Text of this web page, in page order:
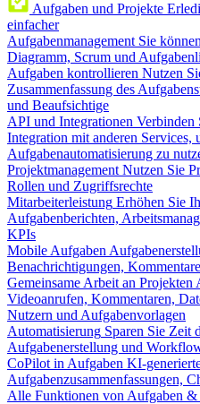
Aufgaben und Projekte
einfacher
Aufgabenmanagement Sie
Diagramm, Scrum und
Aufgaben kontrollieren Nutzen
Zusammenfassung des
und Beaufsichtige
API und Integrationen Verbinden
Integration mit anderen Services,
Aufgabenautomatisierung zu
Projektmanagement Nutzen Sie
Rollen und Zugriffsrechte
Mitarbeiterleistung Erhöhen Sie
Aufgabenberichten,
KPIs
Mobile Aufgaben
Benachrichtigungen,
Gemeinsame Arbeit an Projekten
Videoanrufen, Kommentaren,
Nutzern und Aufgabenvorlagen
Automatisierung Sparen Sie Zeit
Aufgabenerstellung und
CoPilot in Aufgaben KI-
Aufgabenzusammenfassungen,
Alle Funktionen von Aufgaben &